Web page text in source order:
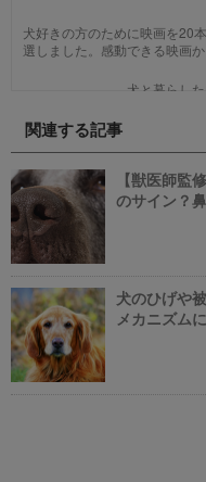
犬好きの方のために映画を20
選しました。感動できる映画か
で、犬の名作映画を邦画7本,洋
ぞれの映画の魅力やあらすじを
い文章で簡潔に紹介しています
映画選びの参考にしていただ
ばと思います。
犬と暮らし
関連する記事
【獣医師監
のサイン？
犬のひげや
メカニズム